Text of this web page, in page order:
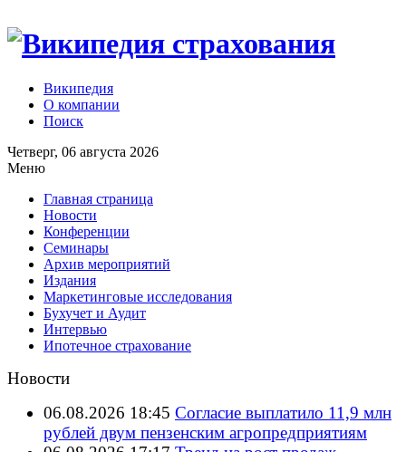
Википедия
О компании
Поиск
Четверг, 06 августа 2026
Меню
Главная страница
Новости
Конференции
Семинары
Архив мероприятий
Издания
Маркетинговые исследования
Бухучет и Аудит
Интервью
Ипотечное страхование
Новости
06.08.2026 18:45 Согласие выплатило 11,9 млн
рублей двум пензенским агропредприятиям